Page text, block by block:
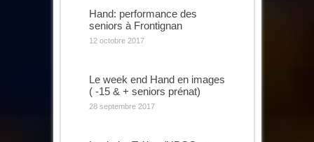
Hand: performance des
seniors à Frontignan
12 octobre 2017
Le week end Hand en images
( -15 & + seniors prénat)
28 septembre 2017